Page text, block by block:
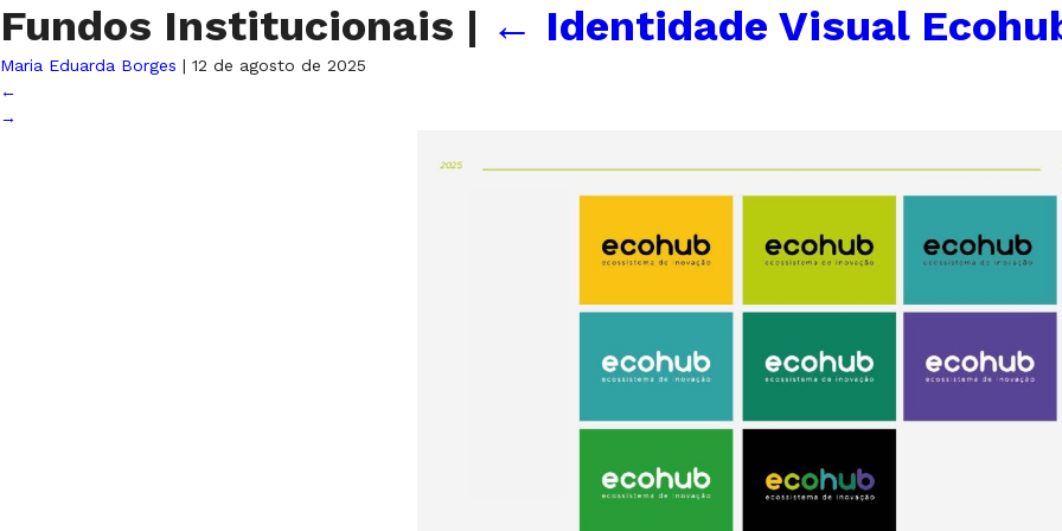
Fundos Institucionais | ← Identidade Visual
Maria Eduarda Borges | 12 de agosto de 2025
←
→